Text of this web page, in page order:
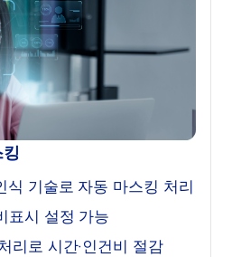
식 기술로 자동 마스킹 처리
표시 설정 가능
리로 시간·인건비 절감